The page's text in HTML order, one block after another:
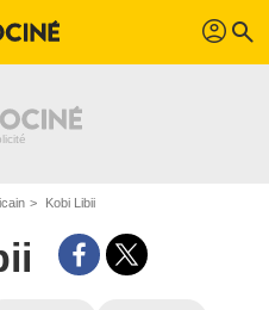
profil search
Kobi Libii